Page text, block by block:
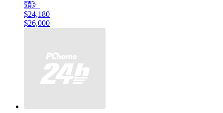
頭》
$24,180
$26,000